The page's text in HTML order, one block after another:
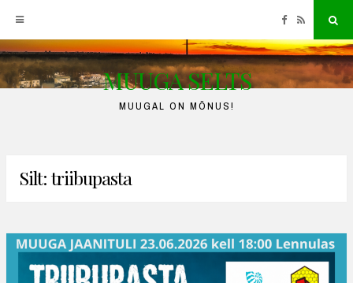
Skip
Facebook
RSS
MUUGA SELTS
MUUGAL ON MÕNUS!
Silt:triibupasta